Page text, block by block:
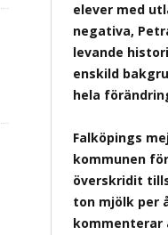
elever med
negativa,
levande
enskild
hela
Falköpings
kommunen
överskridit
ton mjölk per